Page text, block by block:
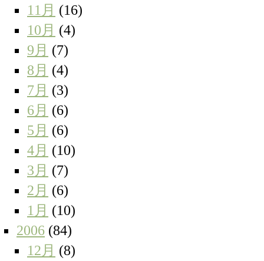
11月 (16)
10月 (4)
9月 (7)
8月 (4)
7月 (3)
6月 (6)
5月 (6)
4月 (10)
3月 (7)
2月 (6)
1月 (10)
2006 (84)
12月 (8)